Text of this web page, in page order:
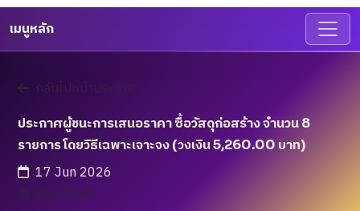
เมนูหลัก
กลับไปหน้าประกาศ
ประกาศผู้ชนะการเสนอราคา ซื้อวัสดุก่อสร้าง จำนวน 8
รายการ โดยวิธีเฉพาะเจาะจง (วงเงิน 5,260.00 บาท)
17 Jun 2026
เข้าชม 28 ครั้ง